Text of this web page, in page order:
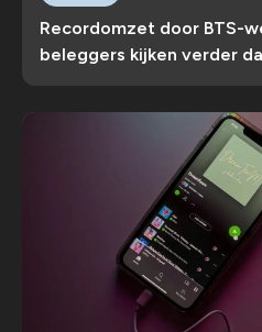
Recordomzet door BTS-
beleggers kijken verder